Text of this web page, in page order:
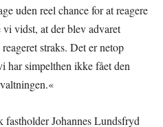
uden reel chance for at reagere
vidst, at der blev advaret
straks. Det er netop
har simpelthen ikke fået den
Johannes Lundsfryd